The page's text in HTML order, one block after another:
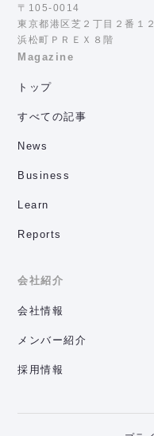
〒105-0014
東京都港区芝２丁目２番１
浜松町ＰＲＥＸ８階
Magazine
トップ
すべての記事
News
Business
Learn
Reports
会社紹介
会社情報
メンバー紹介
採用情報